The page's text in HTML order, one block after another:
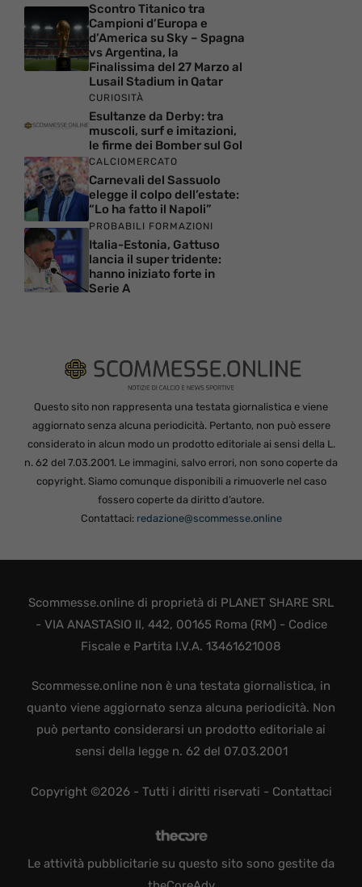
Scontro Titanico tra
Campioni d’Europa e
d’America su Sky – Spagna
vs Argentina, la
Finalissima del 27 Marzo al
Lusail Stadium in Qatar
CURIOSITÀ
Esultanze da Derby: tra
muscoli, surf e imitazioni,
le firme dei Bomber sul Gol
CALCIOMERCATO
Carnevali del Sassuolo
elegge il colpo dell’estate:
“Lo ha fatto il Napoli”
PROBABILI FORMAZIONI
Italia-Estonia, Gattuso
lancia il super tridente:
hanno iniziato forte in
Serie A
Questo sito non rappresenta una testata giornalistica e viene
aggiornato senza alcuna periodicità. Pertanto, non può essere
considerato in alcun modo un prodotto editoriale ai sensi della L.
n. 62 del 7.03.2001. Le immagini, salvo errori, non sono coperte da
copyright. Siamo comunque disponibili a rimuoverle nel caso
fossero coperte da diritto d’autore.
Contattaci: redazione@scommesse.online
Scommesse.online di proprietà di PLANET SHARE SRL
- VIA ANASTASIO II, 442, 00165 Roma (RM) - Codice
Fiscale e Partita I.V.A. 13461621008
Scommesse.online non è una testata giornalistica, in
quanto viene aggiornato senza alcuna periodicità. Non
può pertanto considerarsi un prodotto editoriale ai
sensi della legge n. 62 del 07.03.2001
Copyright ©2026 - Tutti i diritti riservati - Contattaci
Le attività pubblicitarie su questo sito sono gestite da